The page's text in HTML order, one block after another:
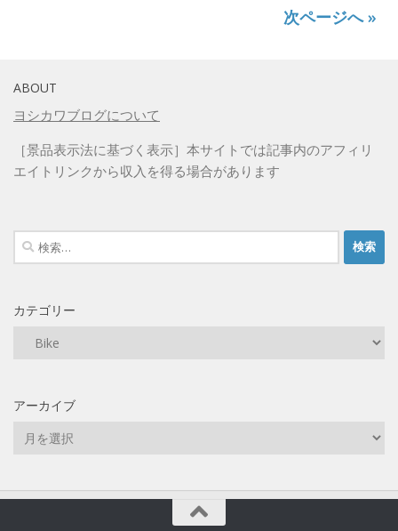
次ページへ »
ABOUT
ヨシカワブログについて
［景品表示法に基づく表示］本サイトでは記事内のアフィリ
エイトリンクから収入を得る場合があります
検
索:
カテゴリー
リ
アーカイブ
イ